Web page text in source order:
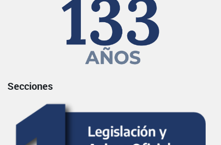
Secciones